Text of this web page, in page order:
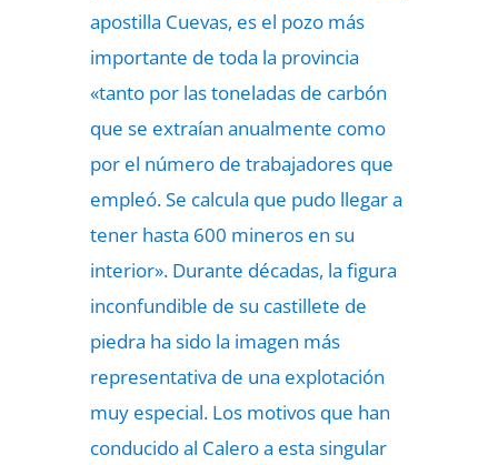
apostilla Cuevas, es el pozo más
importante de toda la provincia
«tanto por las toneladas de carbón
que se extraían anualmente como
por el número de trabajadores que
empleó. Se calcula que pudo llegar a
tener hasta 600 mineros en su
interior». Durante décadas, la figura
inconfundible de su castillete de
piedra ha sido la imagen más
representativa de una explotación
muy especial. Los motivos que han
conducido al Calero a esta singular